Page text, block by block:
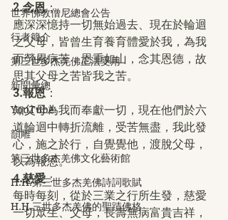
世界佛教僧尼總會公告
行者簡介
第三世多杰羌佛正法受用
新聞彙總
YouTube
韻雕
第三世多杰羌佛文化藝術館
H.H.第三世多杰羌佛詩詞歌賦
H.H.三世多杰羌佛的聖蹟佛格
2.念恩：
應深深憶持一切無始過去、現在於輪迴
之父母，皆曾生育養育體愛於我，為我
而勞累病苦，恩重如山，念其恩德，故
思其父母之苦皆我之苦。
3.報恩：
知父母為我而奉獻一切，現在他們於六
道輪迴中轉折流離，受苦無盡，我此發
心，施之於行，自覺覺他，渡脫父母，
以為報恩。
4.慈愛：
每時每刻，從於三業之行所生發，慈愛
一切眾生、父母，長壽無病富貴吉祥，